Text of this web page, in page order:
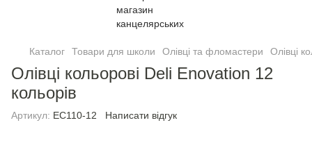
Каталог Товари для школи Олівці та фломастери Олiвцi
Олівці кольорові Deli Enovation 12
кольорів
Артикул: EC110-12 Написати відгук